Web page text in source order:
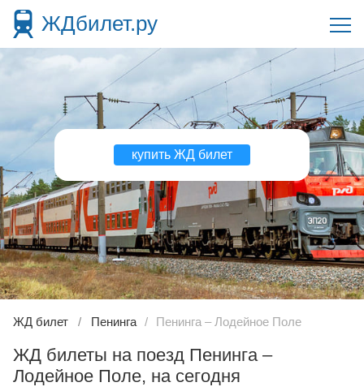
ЖДбилет.ру
купить ЖД билет
ЖД билет Пенинга Пенинга – Лодейное Поле
ЖД билеты на поезд Пенинга –
Лодейное Поле, на сегодня